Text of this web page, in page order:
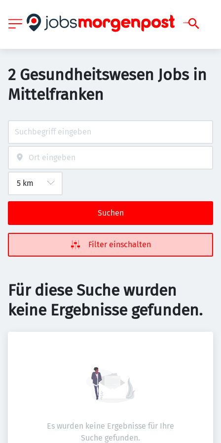
2 Gesundheitswesen Jobs in
Mittelfranken
Suchen
Filter einschalten
Für diese Suche wurden
keine Ergebnisse gefunden.
Es wurden keine Ergebnisse für Ihre
Suche gefunden.